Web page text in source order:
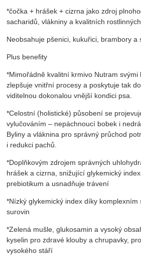
*čočka + hrášek + cizrna jako zdroj
sacharidů, vlákniny a kvalitních
Neobsahuje pšenici, kukuřici, brambory a
Plus benefity
*Mimořádně kvalitní krmivo Nutram svými
zlepšuje vnitřní procesy a poskytuje tak
viditelnou dokonalou vnější kondici psa.
*Celostní (holistické) působení se
vylučováním – nepáchnoucí bobek i
Byliny a vláknina pro správný průchod
i redukci pachů.
*Doplňkovým zdrojem správných
hrášek a cizrna, snižující glykemický
prebiotikum a usnadňuje trávení
*Nízký glykemický index díky komplexním
surovin
*Zelená mušle, glukosamin a vysoký
kyselin pro zdravé klouby a chrupavky,
vysokého stáří